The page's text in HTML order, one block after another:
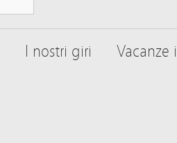
I nostri giri